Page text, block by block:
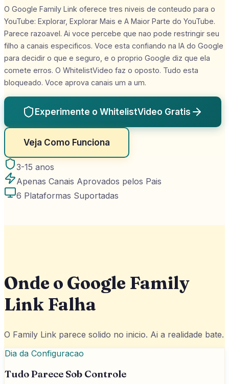
O Google Family Link oferece tres niveis de conteudo para o
YouTube: Explorar, Explorar Mais e A Maior Parte do YouTube.
Parece razoavel. Ai voce percebe que nao pode restringir seu
filho a canais especificos. Voce esta confiando na IA do Google
para decidir o que e seguro, e o proprio Google diz que ela
comete erros. O WhitelistVideo faz o oposto. Tudo esta
bloqueado. Voce aprova canais um a um.
Experimente o WhitelistVideo Gratis
Veja Como Funciona
3-15 anos
Apenas Canais Aprovados pelos Pais
6 Plataformas Suportadas
Onde o Google Family
Link Falha
O Family Link parece solido no inicio. Ai a realidade bate.
Dia da Configuracao
Tudo Parece Sob Controle